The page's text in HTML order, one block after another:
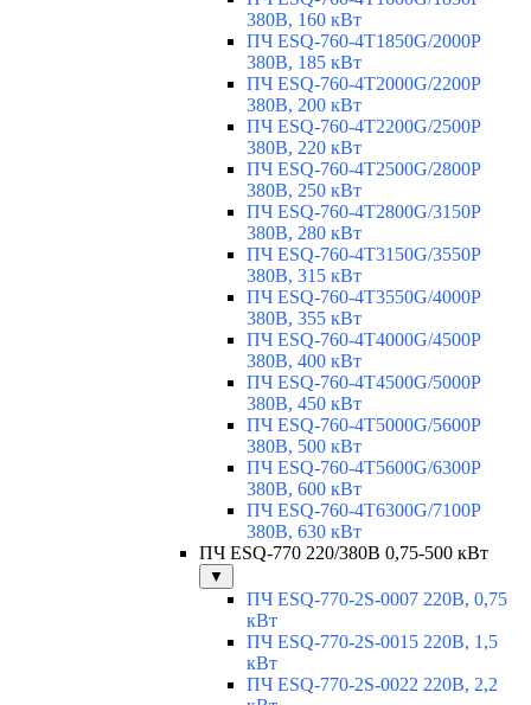
380В, 160 кВт
ПЧ ESQ-760-4T1850G/2000P
380В, 185 кВт
ПЧ ESQ-760-4T2000G/2200P
380В, 200 кВт
ПЧ ESQ-760-4T2200G/2500P
380В, 220 кВт
ПЧ ESQ-760-4T2500G/2800P
380В, 250 кВт
ПЧ ESQ-760-4T2800G/3150P
380В, 280 кВт
ПЧ ESQ-760-4T3150G/3550P
380В, 315 кВт
ПЧ ESQ-760-4T3550G/4000P
380В, 355 кВт
ПЧ ESQ-760-4T4000G/4500P
380В, 400 кВт
ПЧ ESQ-760-4T4500G/5000P
380В, 450 кВт
ПЧ ESQ-760-4T5000G/5600P
380В, 500 кВт
ПЧ ESQ-760-4T5600G/6300P
380В, 600 кВт
ПЧ ESQ-760-4T6300G/7100P
380В, 630 кВт
ПЧ ESQ-770 220/380В 0,75-500 кВт
▼
ПЧ ESQ-770-2S-0007 220В, 0,75
кВт
ПЧ ESQ-770-2S-0015 220В, 1,5
кВт
ПЧ ESQ-770-2S-0022 220В, 2,2